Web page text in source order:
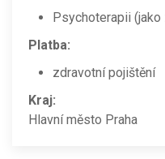
Psychoterapii
Platba:
zdravotní pojištění
Kraj:
Hlavní město Praha